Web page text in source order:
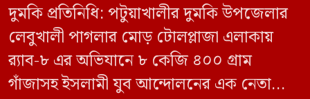
দুমকি প্রতিনিধি: পটুয়াখালীর দুমকি উপজেলার
লেবুখালী পাগলার মোড় টোলপ্লাজা এলাকায়
র‍্যাব-৮ এর অভিযানে ৮ কেজি ৪০০ গ্রাম
গাঁজাসহ ইসলামী যুব আন্দোলনের এক নেতাকে